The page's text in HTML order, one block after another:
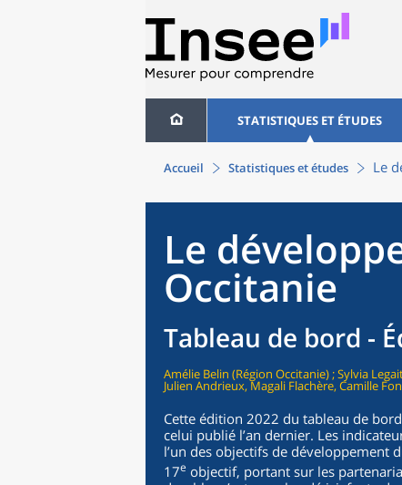
STATISTIQUES ET ÉTUDES
Accueil Statistiques et études Le
Le
Occitanie
Tableau de bord -
Amélie Belin (Région Occitanie) ; Sylvia
Julien Andrieux, Magali Flachère, Camille
Cette édition 2022 du tableau de
celui publié l’an dernier. Les
l’un des objectifs de développement
17e objectif, portant sur les